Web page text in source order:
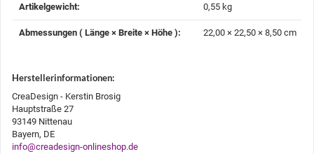
Artikelgewicht‍: 0,55 kg
Abmessungen ( Länge × Breite × Höhe )‍: 22,00 × 22,50 × 8,50 cm
Herstellerinformationen:
CreaDesign - Kerstin Brosig
Hauptstraße 27
93149 Nittenau
Bayern, DE
info@creadesign-onlineshop.de